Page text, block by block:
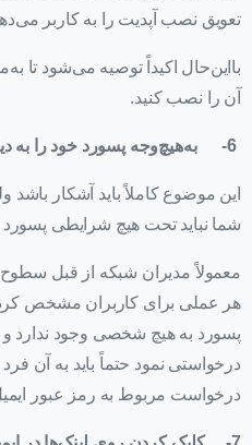
تعویق نصب آپدیت را به کاربر
بااین‌حال اکیداً توصیه می‌شود تا
آن را نصب کنید.
6- به‌هیچ‌وجه پسورد خود را به
این موضوع کاملاً باید آشکار
شما نباید تحت هیچ شرایطی
معمولاً مدیران شبکه از قبل
هر عملی برای کاربران مشخص
پسورد به هیچ شخصی وجود ندارد
درخواستی نمود حتماً باید به آن
درخواست مربوط به رمز عبور